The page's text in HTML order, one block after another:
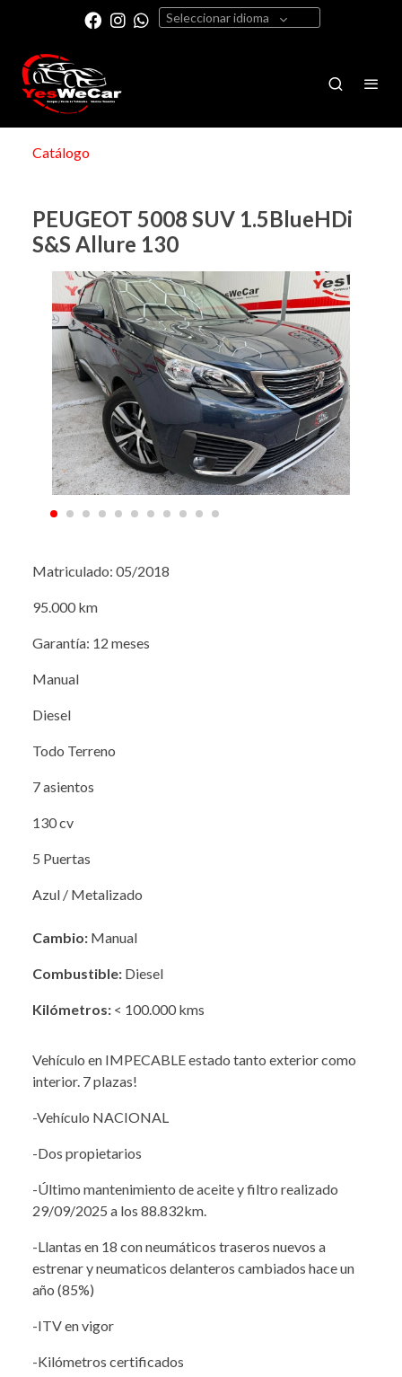
Seleccionar idioma
Catálogo
PEUGEOT 5008 SUV 1.5BlueHDi
S&S Allure 130
Matriculado: 05/2018
95.000 km
Garantía: 12 meses
Manual
Diesel
Todo Terreno
7 asientos
130 cv
5 Puertas
Azul / Metalizado
Cambio: Manual
Combustible: Diesel
Kilómetros: < 100.000 kms
Vehículo en IMPECABLE estado tanto exterior como
interior. 7 plazas!
-Vehículo NACIONAL
-Dos propietarios
-Último mantenimiento de aceite y filtro realizado
29/09/2025 a los 88.832km.
-Llantas en 18 con neumáticos traseros nuevos a
estrenar y neumaticos delanteros cambiados hace un
año (85%)
-ITV en vigor
-Kilómetros certificados